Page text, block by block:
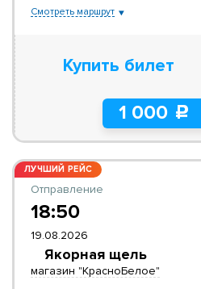
Смотреть маршрут
Купить билет
1 000 c
ЛУЧШИЙ РЕЙС
Отправление
18:50
19.08.2026
Якорная щель
магазин "КрасноБелое"